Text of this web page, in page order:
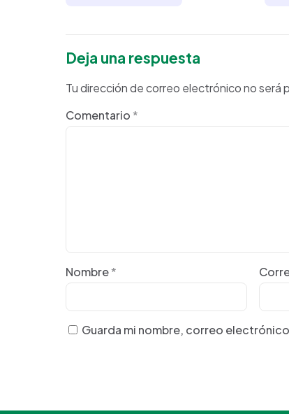
Deja una respuesta
Tu dirección de correo electrónico no será
Comentario*
Nombre*
Guarda mi nombre, correo